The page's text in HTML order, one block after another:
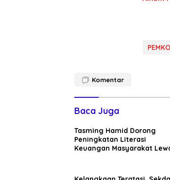
Komentar
Baca Juga
Tasming Hamid Dorong
Peningkatan Literasi
Keuangan Masyarakat